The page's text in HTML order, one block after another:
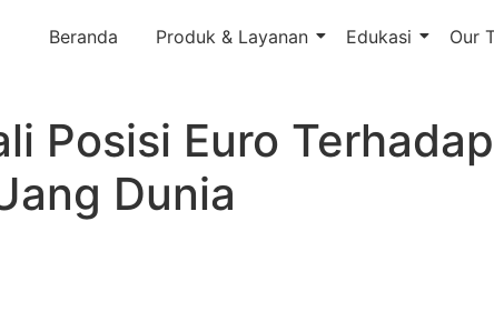
Beranda Produk & Layanan Edukasi Our
Posisi Euro
Dunia